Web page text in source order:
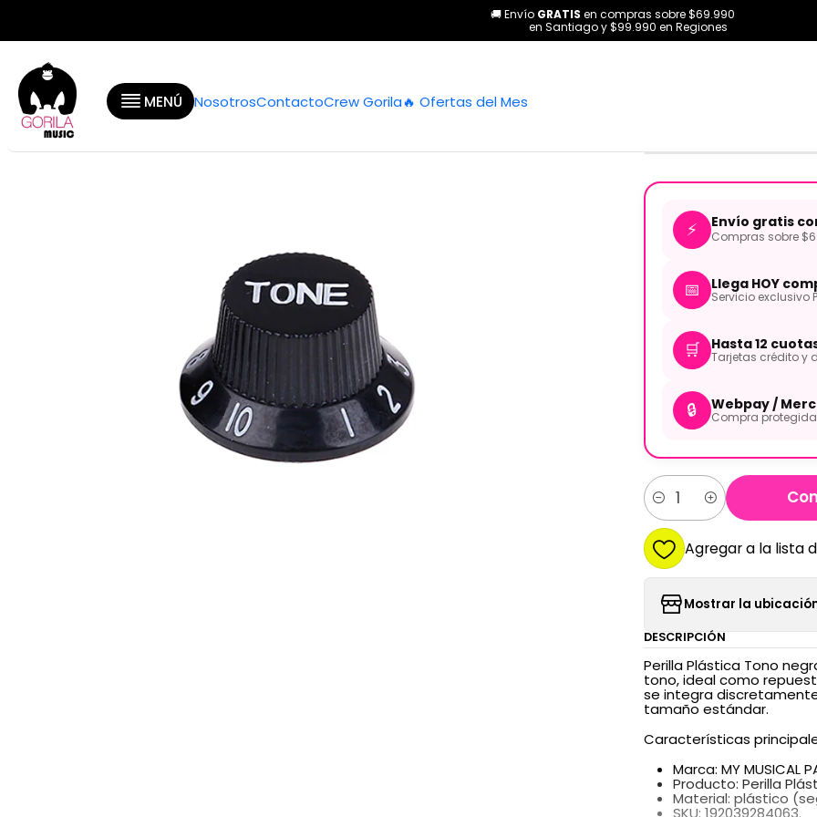
MENÚ NosotrosContactoCrew Gorila🔥 Ofertas del Mes
🚚 Envío GRATIS en compras sobre $69.990
en Santiago y $99.990 en Regiones
Todos los productos Perilla de guitarra Plástica Tono MY MUSICAL
⚡ Envío gratis con
Compras sobre
📅 Llega HOY
Servicio exclusivo
🛒 Hasta 12
Tarjetas crédito y
🔒 Webpay /
Compra
Cantidad
Agregar a la lista
Mostrar la
DESCRIPCIÓN
Perilla Plástica Tono
tono, ideal como
se integra
tamaño estándar.
Características
Marca: MY MUSICAL
Producto: Perilla
Material: plástico
SKU: 192039284063.